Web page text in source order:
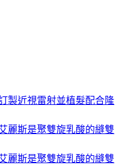
製近視雷射並植髮配合隆
麗斯是聚雙旋乳酸的縫雙
麗斯是聚雙旋乳酸的縫雙